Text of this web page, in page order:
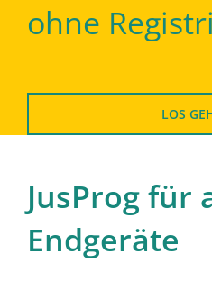
ohne
LOS
JusProg für
Endgeräte